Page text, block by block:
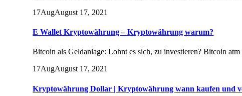
17AugAugust 17, 2021
E Wallet Kryptowährung – Kryptowährung warum?
Bitcoin als Geldanlage: Lohnt es sich, zu investieren? Bitcoin
17AugAugust 17, 2021
Kryptowährung Dollar | Kryptowährung wann kaufen und